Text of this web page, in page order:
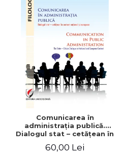
Comunicarea în
administraţia publică.
Dialogul stat – cetăţean în
european / Communication
60,00 Lei